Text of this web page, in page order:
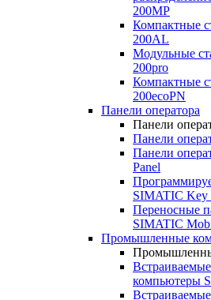
200MP
Компактные
200AL
Модульные
200pro
Компактные
200ecoPN
Панели оператора
Панели
Панели
Панели
Panel
SIMATIC Key
Переносные
SIMATIC
Промышленные
компьютеры